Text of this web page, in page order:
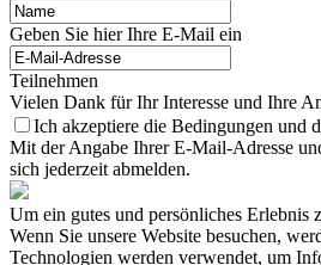
Geben Sie hier Ihre E-Mail ein
Teilnehmen
Vielen Dank für Ihr Interesse und Ihre
Ich akzeptiere die Bedingungen und
Mit der Angabe Ihrer E-Mail-Adresse
sich jederzeit abmelden.
Um ein gutes und persönliches
Wenn Sie unsere Website besuchen,
Technologien werden verwendet, um